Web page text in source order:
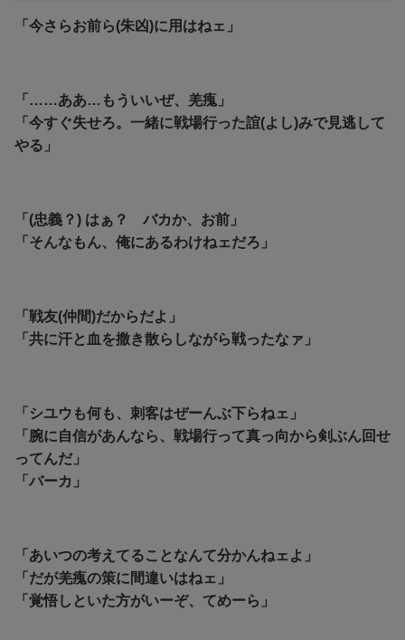
「今さらお前ら(朱凶)に用はねェ」
「……ああ…もういいぜ、羌瘣」
「今すぐ失せろ。一緒に戦場行った誼(よし)みで見逃して
やる」
「(忠義？) はぁ？ バカか、お前」
「そんなもん、俺にあるわけねェだろ」
「戦友(仲間)だからだよ」
「共に汗と血を撒き散らしながら戦ったなァ」
「シユウも何も、刺客はぜーんぶ下らねェ」
「腕に自信があんなら、戦場行って真っ向から剣ぶん回せ
ってんだ」
「バーカ」
「あいつの考えてることなんて分かんねェよ」
「だが羌瘣の策に間違いはねェ」
「覚悟しといた方がいーぞ、てめーら」